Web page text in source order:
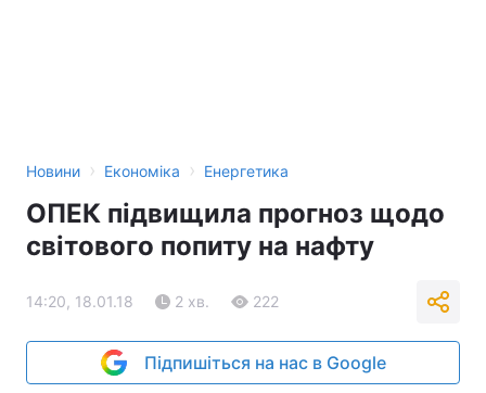
Новини › Економіка › Енергетика
ОПЕК підвищила прогноз щодо
світового попиту на нафту
14:20, 18.01.18 2 хв. 222
Підпишіться на нас в Google